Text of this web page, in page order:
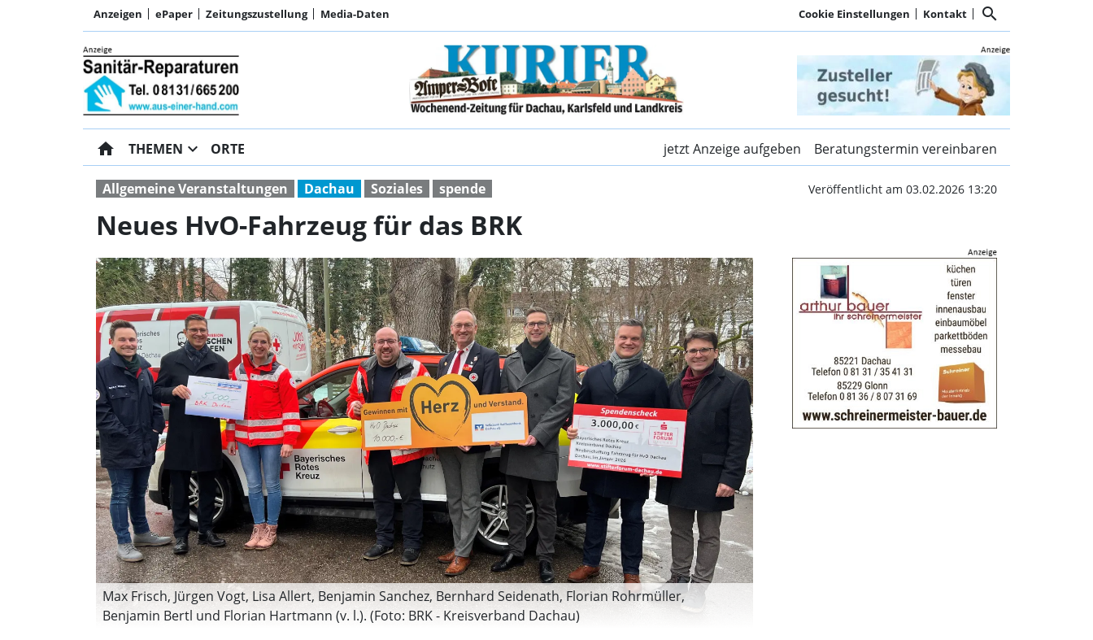
Anzeigen ePaper Zeitungszustellung Media-Daten Cookie Einstellungen Kontakt search
Neues HvO-Fahrzeug für das BRK | Kurier
home THEMEN expand_more ORTE jetzt Anzeige aufgeben Beratungstermin vereinbaren
Allgemeine Veranstaltungen Dachau Soziales spende Veröffentlicht am 03.02.2026 13:20
Neues HvO-Fahrzeug für das BRK
Max Frisch, Jürgen Vogt, Lisa Allert, Benjamin Sanchez, Bernhard Seidenath, Florian Rohrmüller,
Benjamin Bertl und Florian Hartmann (v. l.). (Foto: BRK - Kreisverband Dachau)